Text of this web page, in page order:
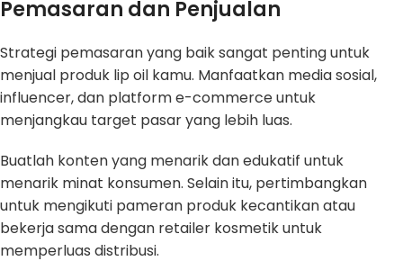
Pemasaran dan Penjualan
Strategi pemasaran yang baik sangat penting untuk
menjual produk lip oil kamu. Manfaatkan media sosial,
influencer, dan platform e-commerce untuk
menjangkau target pasar yang lebih luas.
Buatlah konten yang menarik dan edukatif untuk
menarik minat konsumen. Selain itu, pertimbangkan
untuk mengikuti pameran produk kecantikan atau
bekerja sama dengan retailer kosmetik untuk
memperluas distribusi.